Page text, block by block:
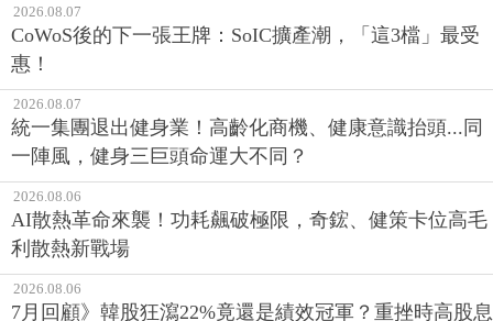
2026.08.07
CoWoS後的下一張王牌：SoIC擴產潮，「這3檔」最受
惠！
2026.08.07
統一集團退出健身業！高齡化商機、健康意識抬頭...同
一陣風，健身三巨頭命運大不同？
2026.08.06
AI散熱革命來襲！功耗飆破極限，奇鋐、健策卡位高毛
利散熱新戰場
2026.08.06
7月回顧》韓股狂瀉22%竟還是績效冠軍？重挫時高股息